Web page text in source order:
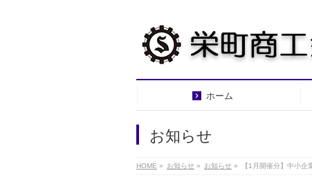
ホーム
お知らせ
HOME » お知らせ » お知らせ » 【1月開催分】中小